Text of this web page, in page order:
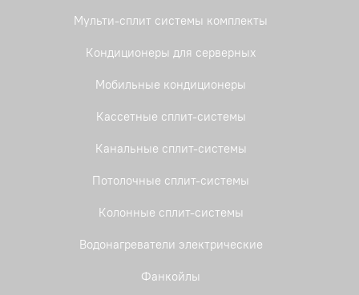
Мульти-сплит системы комплекты
Кондиционеры для серверных
Мобильные кондиционеры
Кассетные сплит-системы
Канальные сплит-системы
Потолочные сплит-системы
Колонные сплит-системы
Водонагреватели электрические
Фанкойлы